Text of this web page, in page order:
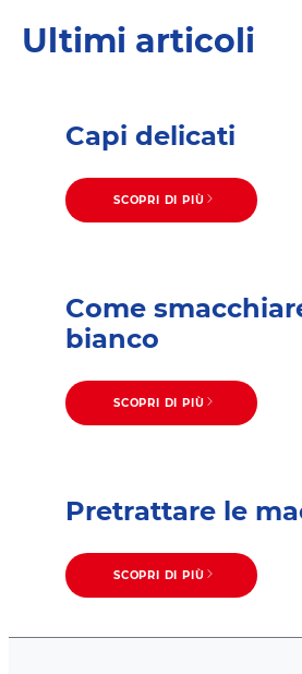
Ultimi articoli
Capi delicati
SCOPRI DI PIÙ
Come
bianco
SCOPRI DI PIÙ
Pretrattare le
SCOPRI DI PIÙ